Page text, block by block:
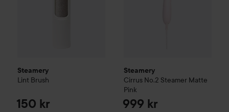
Steamery
Lint Brush
150 kr
Steamery
Cirrus No.2 Steamer Matte
Pink
999 kr